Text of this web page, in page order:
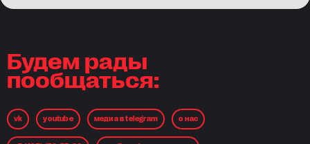
Будем рады
пообщаться:
vk youtube медиа в telegram о нас